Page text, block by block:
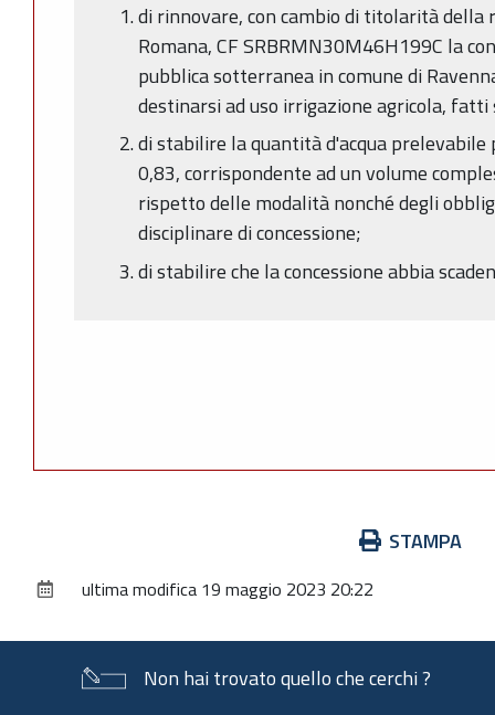
di rinnovare, con cambio di titolarità
Romana, CF SRBRMN30M46H199C la
pubblica sotterranea in comune di
destinarsi ad uso irrigazione agricola,
di stabilire la quantità d'acqua
0,83, corrispondente ad un volume
rispetto delle modalità nonché degli
disciplinare di concessione;
di stabilire che la concessione abbia
documento
STAMPA
ultima modifica 19 maggio 2023 20:22
Non hai trovato quello che cerchi ?